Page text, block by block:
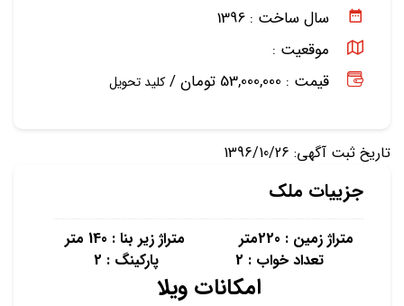
سال ساخت : 1396
موقعیت :
قیمت : 53,000,000 تومان /
کلید تحویل
تاریخ ثبت آگهی: 1396/10/26
جزییات ملک
متراژ زمین : 220متر متراژ زیر بنا : 140 متر
تعداد خواب : 2 پارکینگ : 2
امکانات ویلا